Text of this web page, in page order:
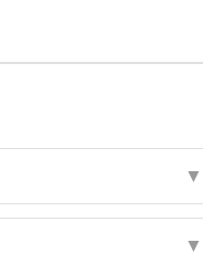
▼
▼